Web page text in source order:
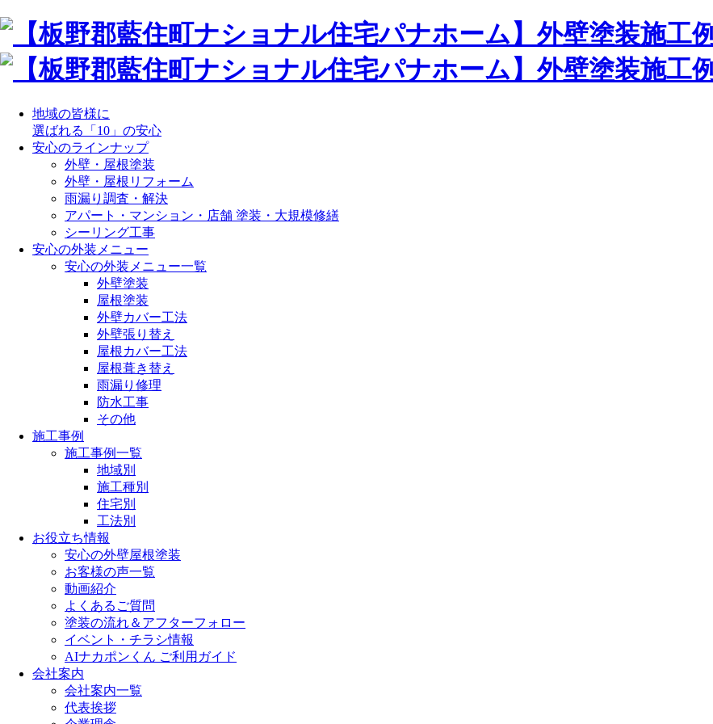
地域の皆様に
選ばれる「10」の安心
安心のラインナップ
外壁・屋根塗装
外壁・屋根リフォーム
雨漏り調査・解決
アパート・マンション・店舗 塗装・大規模修繕
シーリング工事
安心の外装メニュー
安心の外装メニュー一覧
外壁塗装
屋根塗装
外壁カバー工法
外壁張り替え
屋根カバー工法
屋根葺き替え
雨漏り修理
防水工事
その他
施工事例
施工事例一覧
地域別
施工種別
住宅別
工法別
お役立ち情報
安心の外壁屋根塗装
お客様の声一覧
動画紹介
よくあるご質問
塗装の流れ＆アフターフォロー
イベント・チラシ情報
AIナカポンくん ご利用ガイド
会社案内
会社案内一覧
代表挨拶